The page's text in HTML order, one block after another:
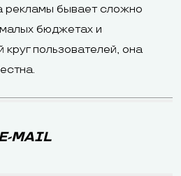
рекламы бывает сложно
бюджетах и
круг пользователей, она
MAIL